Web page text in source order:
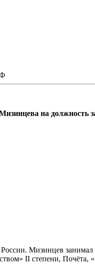
на должность
Мизинцев
II степени,